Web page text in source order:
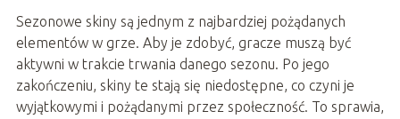
Sezonowe skiny są jednym z najbardziej pożądanych
elementów w grze. Aby je zdobyć, gracze muszą być
aktywni w trakcie trwania danego sezonu. Po jego
zakończeniu, skiny te stają się niedostępne, co czyni je
wyjątkowymi i pożądanymi przez społeczność. To sprawia,